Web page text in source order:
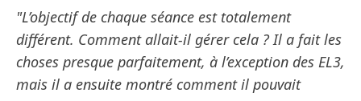
"L’objectif de chaque séance est totalement
différent. Comment allait-il gérer cela ? Il a fait les
choses presque parfaitement, à l’exception des EL3,
mais il a ensuite montré comment il pouvait